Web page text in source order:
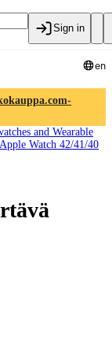
Sign in
en
and Wearable
Apple Watch 42/41/40